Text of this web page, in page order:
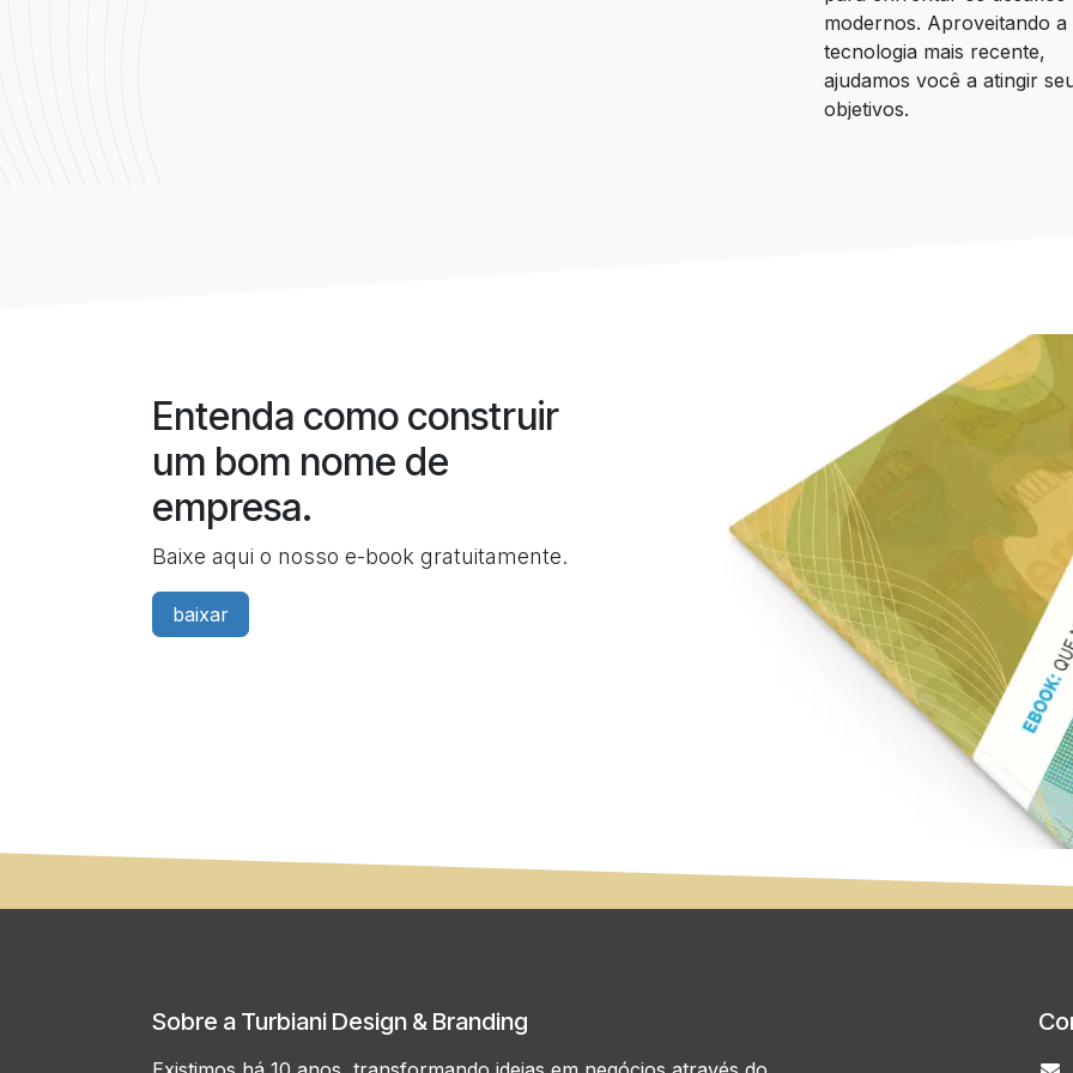
modernos. Aproveitando a
tecnologia mais recente,
ajudamos você a atingir
objetivos.
Entenda como construir
um bom nome de
empresa.
Baixe aqui o nosso e-book gratuitamente.
baixar
Sobre a Turbiani Design & Branding